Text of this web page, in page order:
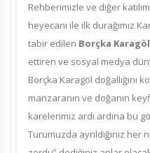
Rehberimizle ve diğer
heyecanı ile ilk durağımız
tabir edilen Borçka Karagöl
ettiren ve sosyal medya
Borçka Karagöl doğallığını
manzaranın ve doğanın
karelerimiz ardı ardına bu
Turumuzda ayrıldığınız